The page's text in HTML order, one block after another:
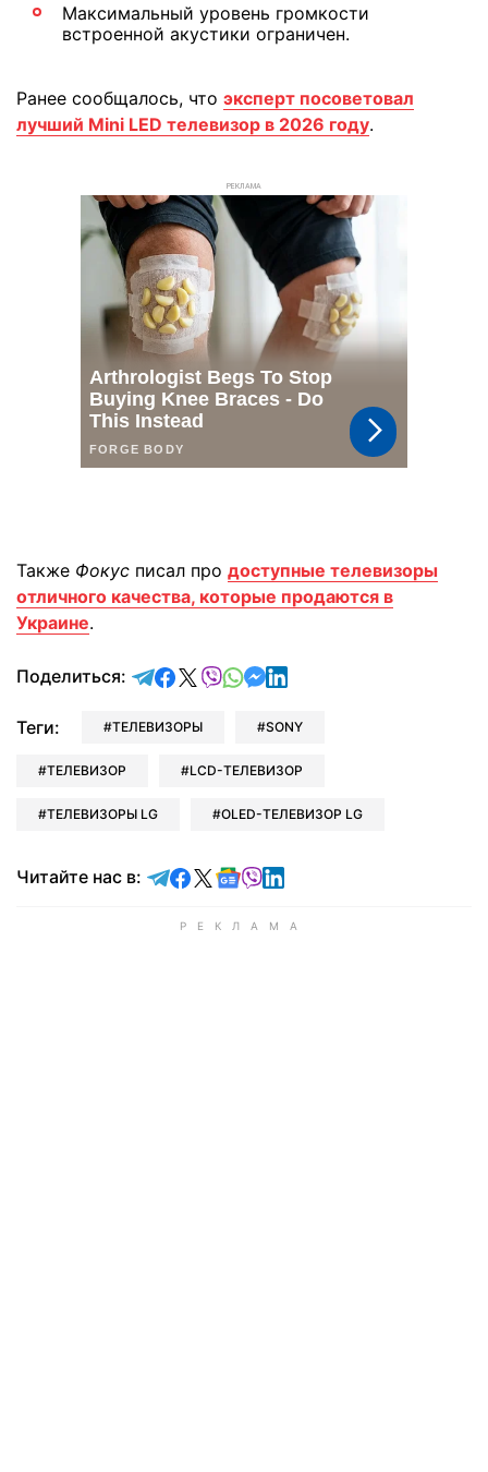
Максимальный уровень громкости
встроенной акустики ограничен.
Ранее сообщалось, что эксперт посоветовал
лучший Mini LED телевизор в 2026 году.
РЕКЛАМА
Также Фокус писал про доступные телевизоры
отличного качества, которые продаются в
Украине.
Поделиться: отправить в Telegram
поделиться в Facebook
поделиться в X
отправить в Viber
отправить в Whatsapp
отправить в Messenger
отправить в LinkedIn
Теги: ТЕЛЕВИЗОРЫ SONY
ТЕЛЕВИЗОР LCD-ТЕЛЕВИЗОР
ТЕЛЕВИЗОРЫ LG OLED-ТЕЛЕВИЗОР LG
Читайте нас в: Читайте в Telegram
Читайте в Facebook
Читайте в X
Читайте в Google news
Читайте в Viber
Читайте в LinkedIn